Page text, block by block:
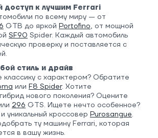
доступ к лучшим Ferrari
по всему миру — от
GTB до яркой Portofino, от мощной
SF90 Spider. Каждый автомобиль
проверку и поставляется с
стиль и драйв
с характером? Обратите
или F8 Spider. Хотите
нового поколения? Оцените
296 GTS. Ищете нечто особенное?
уникальный кроссовер Purosangue.
ту машину Ferrari, которая
в вашу жизнь.